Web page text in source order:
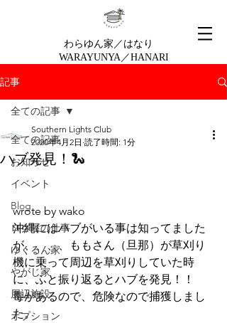
わらゆん家／はなり
WARAYUNYA／HANARI
記事
全ての記事
お知らせ
イベント
Blog
ログ屋の仕事
ゆくるん家
やがじ家
周辺施設
オプション
全ての記事
ハブ発見！🐍
Southern Lights Club
2020年4月2日 読了時間: 1分
wrote by wako
沖縄にはハブがいる事は知ってました
が、、、、ももさん（旦那）が草刈り
機に乗って周辺を草刈りしていた時
に、ふと振り返るとハブを発見！！
毒があるので、危険なので捕獲しまし
た。